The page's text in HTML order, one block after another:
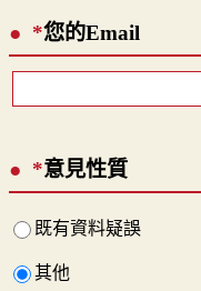
*您的Email
*意見性質
既有資料疑誤
其他